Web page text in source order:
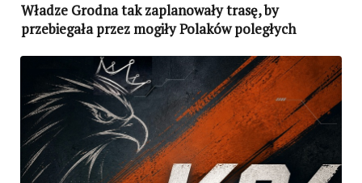
Władze Grodna tak zaplanowały trasę, by
przebiegała przez mogiły Polaków poległych